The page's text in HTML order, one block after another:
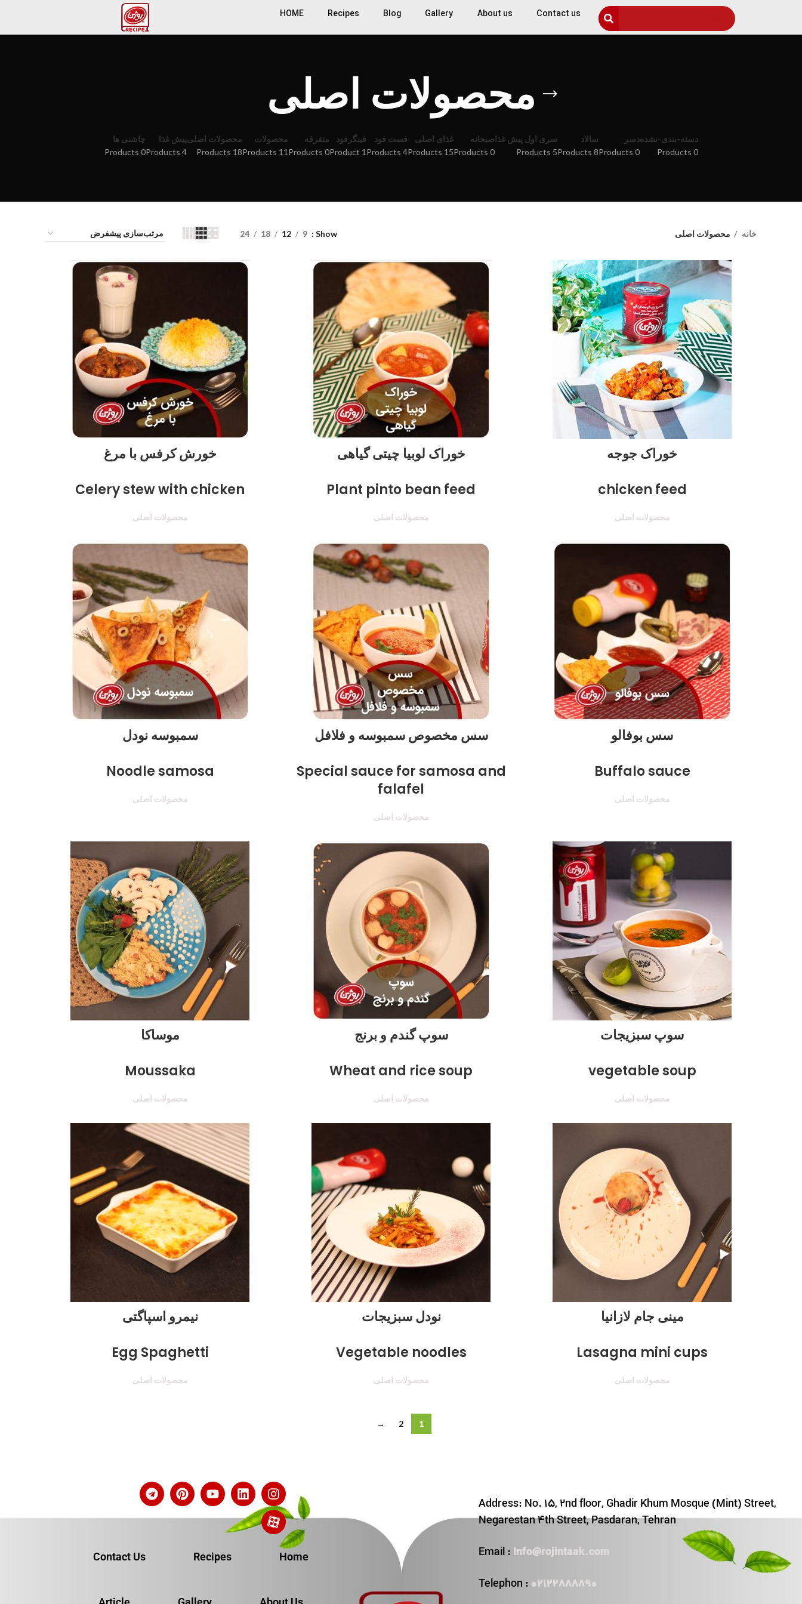
Contact us
About us
Gallery
Blog
Recipes
HOME
محصولات اصلی
دسته-بندی-نشده
0 Products
دسر
0 Products
سالاد
8 Products
سری اول پیش غذا
5 Products
صبحانه
0 Products
غذای اصلی
15 Products
فست فود
4 Products
فینگرفود
1 Product
متفرقه
0 Products
محصولات
11 Products
محصولات اصلی
18 Products
پیش غذا
4 Products
چاشنی ها
0 Products
خانه محصولات اصلی Show
9
12
18
24
خوراک جوجه
chicken feed
محصولات اصلی
خوراک لوبیا چیتی گیاهی
Plant pinto bean feed
محصولات اصلی
خورش کرفس با مرغ
Celery stew with chicken
محصولات اصلی
سس بوفالو
Buffalo sauce
محصولات اصلی
سس مخصوص سمبوسه و فلافل
Special sauce for samosa and
falafel
محصولات اصلی
سمبوسه نودل
Noodle samosa
محصولات اصلی
سوپ سبزیجات
vegetable soup
محصولات اصلی
سوپ گندم و برنج
Wheat and rice soup
محصولات اصلی
موساکا
Moussaka
محصولات اصلی
مینی جام لازانیا
Lasagna mini cups
محصولات اصلی
نودل سبزیجات
Vegetable noodles
محصولات اصلی
نیمرو اسپاگتی
Egg Spaghetti
محصولات اصلی
1
2
→
Address: No. 15, 2nd floor, Ghadir Khum Mosque (Mint) Street,
Negarestan 4th Street, Pasdaran, Tehran
Email : Info@rojintaak.com
Telephon : 02122888890
Home
Recipes
Contact Us